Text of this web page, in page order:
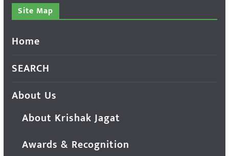
Site Map
Home
SEARCH
About Us
About Krishak Jagat
Awards & Recognition